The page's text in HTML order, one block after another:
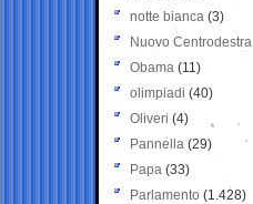
notte bianca (3)
Nuovo Centrodestra
Obama (11)
olimpiadi (40)
Oliveri (4)
Pannella (29)
Papa (33)
Parlamento (1.428)